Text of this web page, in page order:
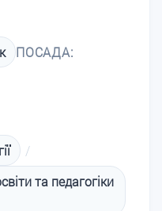
ПОСАДА:
/
та педагогіки